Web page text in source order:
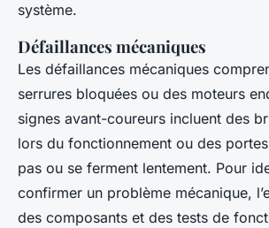
système.
Défaillances mécaniques
Les défaillances mécaniques
serrures bloquées ou des moteurs
signes avant-coureurs incluent des
lors du fonctionnement ou des
pas ou se ferment lentement. Pour
confirmer un problème mécanique,
des composants et des tests de